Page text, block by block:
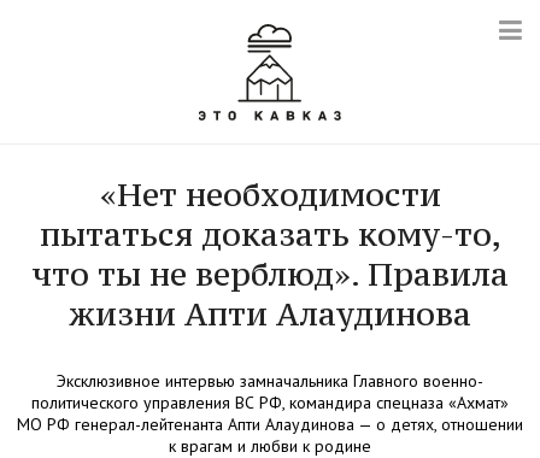
«Нет необходимости
пытаться доказать кому-то,
что ты не верблюд». Правила
жизни Апти Алаудинова
Эксклюзивное интервью замначальника Главного военно-
политического управления ВС РФ, командира спецназа «Ахмат»
МО РФ генерал-лейтенанта Апти Алаудинова — о детях, отношении
к врагам и любви к родине